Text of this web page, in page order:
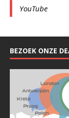
YouTube
BEZOEK ONZE